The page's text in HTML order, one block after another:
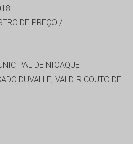
DE PREÇO /
DE NIOAQUE
DUVALLE, VALDIR COUTO DE